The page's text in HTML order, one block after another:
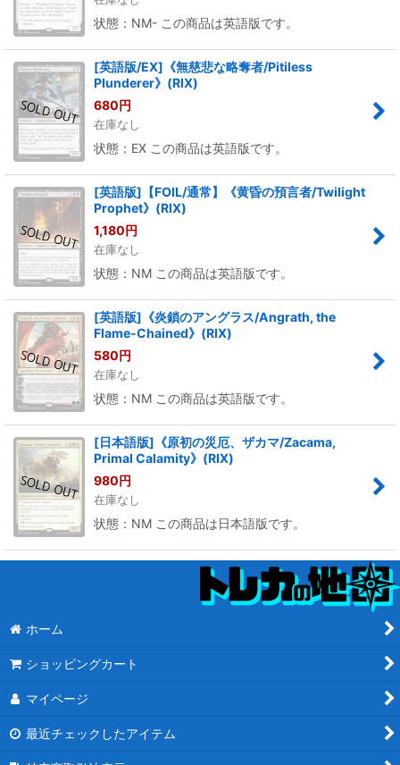
状態：NM- この商品は英語版です。
[英語版/EX]《無慈悲な略奪者/Pitiless
Plunderer》(RIX)
680円
在庫なし
状態：EX この商品は英語版です。
[英語版]【FOIL/通常】《黄昏の預言者/Twilight
Prophet》(RIX)
1,180円
在庫なし
状態：NM この商品は英語版です。
[英語版]《炎鎖のアングラス/Angrath, the
Flame-Chained》(RIX)
580円
在庫なし
状態：NM この商品は英語版です。
[日本語版]《原初の災厄、ザカマ/Zacama,
Primal Calamity》(RIX)
980円
在庫なし
状態：NM この商品は日本語版です。
ホーム
ショッピングカート
マイページ
最近チェックしたアイテム